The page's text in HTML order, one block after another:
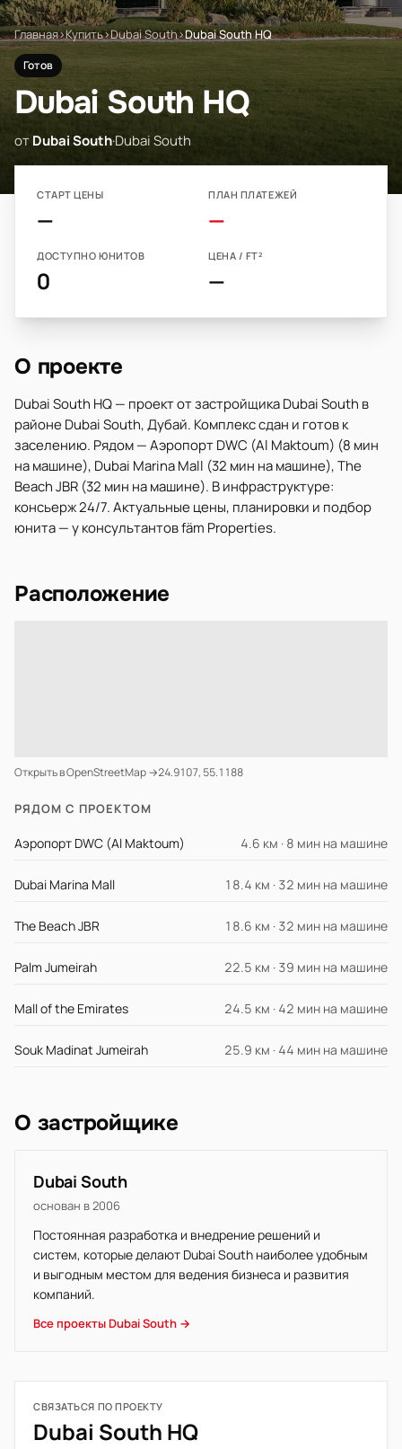
Главная›Купить›Dubai South›Dubai South HQ
Готов
Dubai South HQ
отDubai South·Dubai South
СТАРТ ЦЕНЫ
—
ПЛАН ПЛАТЕЖЕЙ
—
ДОСТУПНО ЮНИТОВ
0
ЦЕНА / FT²
—
О проекте
Dubai South HQ — проект от застройщика Dubai South в
районе Dubai South, Дубай. Комплекс сдан и готов к
заселению. Рядом — Аэропорт DWC (Al Maktoum) (8 мин
на машине), Dubai Marina Mall (32 мин на машине), The
Beach JBR (32 мин на машине). В инфраструктуре:
консьерж 24/7. Актуальные цены, планировки и подбор
юнита — у консультантов fäm Properties.
Расположение
Открыть в OpenStreetMap →24.9107, 55.1188
РЯДОМ С ПРОЕКТОМ
Аэропорт DWC (Al Maktoum) 4.6 км · 8 мин на машине
Dubai Marina Mall 18.4 км · 32 мин на машине
The Beach JBR 18.6 км · 32 мин на машине
Palm Jumeirah 22.5 км · 39 мин на машине
Mall of the Emirates 24.5 км · 42 мин на машине
Souk Madinat Jumeirah 25.9 км · 44 мин на машине
О застройщике
Dubai South
основан в 2006
Постоянная разработка и внедрение решений и
систем, которые делают Dubai South наиболее удобным
и выгодным местом для ведения бизнеса и развития
компаний.
Все проекты Dubai South →
СВЯЗАТЬСЯ ПО ПРОЕКТУ
Dubai South HQ